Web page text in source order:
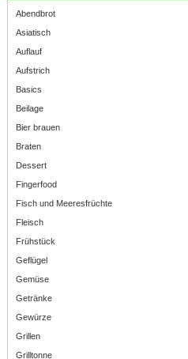
Abendbrot
Asiatisch
Auflauf
Aufstrich
Basics
Beilage
Bier brauen
Braten
Dessert
Fingerfood
Fisch und Meeresfrüchte
Fleisch
Frühstück
Geflügel
Gemüse
Getränke
Gewürze
Grillen
Grilltonne